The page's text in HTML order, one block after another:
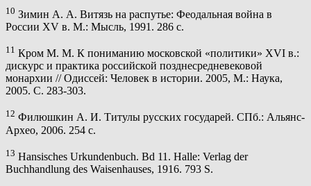
10 Зимин А. А. Витязь на распутье: Феодальная война в
России XV в. М.: Мысль, 1991. 286 c.
11 Кром М. М. К пониманию московской «политики» XVI в.:
дискурс и практика российской позднесредневековой
монархии // Одиссей: Человек в истории. 2005, М.: Наука,
2005. С. 283-303.
12 Филюшкин А. И. Титулы русских государей. СПб.: Альянс-
Архео, 2006. 254 c.
13 Hansisches Urkundenbuch. Bd 11. Halle: Verlag der
Buchhandlung des Waisenhauses, 1916. 793 S.